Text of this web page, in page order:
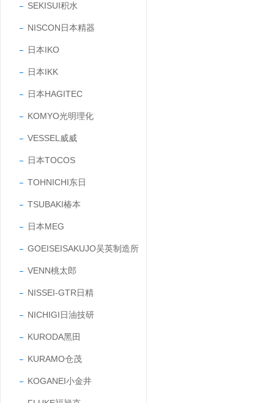
SEKISUI积水
NISCON日本精器
日本IKO
日本IKK
日本HAGITEC
KOMYO光明理化
VESSEL威威
日本TOCOS
TOHNICHI东日
TSUBAKI椿本
日本MEG
GOEISEISAKUJO吴英制造所
VENN桃太郎
NISSEI-GTR日精
NICHIGI日油技研
KURODA黑田
KURAMO仓茂
KOGANEI小金井